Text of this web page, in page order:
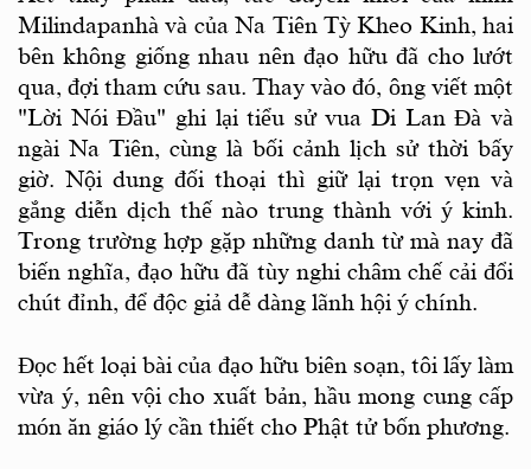
Milindapanhà và của Na Tiên Tỳ Kheo Kinh, hai
bên không giống nhau nên đạo hữu đã cho lướt
qua, đợi tham cứu sau. Thay vào đó, ông viết một
"Lời Nói Ðầu" ghi lại tiểu sử vua Di Lan Ðà và
ngài Na Tiên, cùng là bối cảnh lịch sử thời bấy
giờ. Nội dung đối thoại thì giữ lại trọn vẹn và
gắng diễn dịch thế nào trung thành với ý kinh.
Trong trường hợp gặp những danh từ mà nay đã
biến nghĩa, đạo hữu đã tùy nghi châm chế cải đổi
chút đỉnh, để độc giả dễ dàng lãnh hội ý chính.
Ðọc hết loại bài của đạo hữu biên soạn, tôi lấy làm
vừa ý, nên vội cho xuất bản, hầu mong cung cấp
món ăn giáo lý cần thiết cho Phật tử bốn phương.